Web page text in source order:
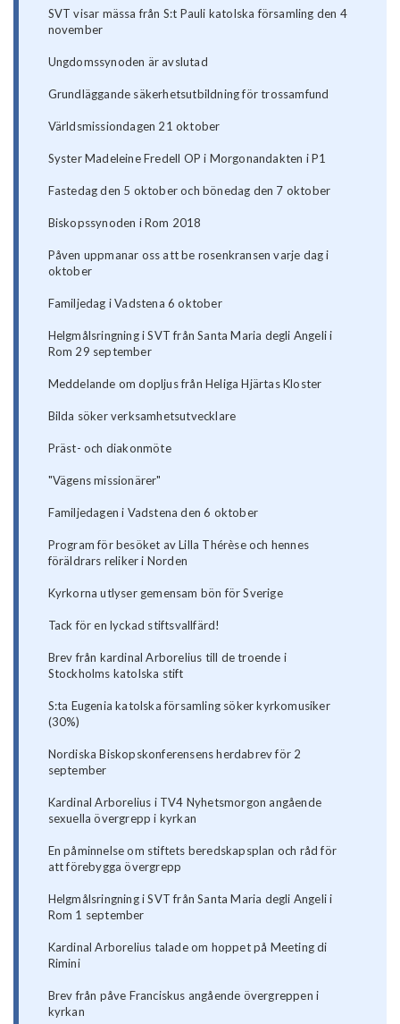
SVT visar mässa från S:t Pauli katolska församling den 4
november
Ungdomssynoden är avslutad
Grundläggande säkerhetsutbildning för trossamfund
Världsmissiondagen 21 oktober
Syster Madeleine Fredell OP i Morgonandakten i P1
Fastedag den 5 oktober och bönedag den 7 oktober
Biskopssynoden i Rom 2018
Påven uppmanar oss att be rosenkransen varje dag i
oktober
Familjedag i Vadstena 6 oktober
Helgmålsringning i SVT från Santa Maria degli Angeli i
Rom 29 september
Meddelande om dopljus från Heliga Hjärtas Kloster
Bilda söker verksamhetsutvecklare
Präst- och diakonmöte
"Vägens missionärer"
Familjedagen i Vadstena den 6 oktober
Program för besöket av Lilla Thérèse och hennes
föräldrars reliker i Norden
Kyrkorna utlyser gemensam bön för Sverige
Tack för en lyckad stiftsvallfärd!
Brev från kardinal Arborelius till de troende i
Stockholms katolska stift
S:ta Eugenia katolska församling söker kyrkomusiker
(30%)
Nordiska Biskopskonferensens herdabrev för 2
september
Kardinal Arborelius i TV4 Nyhetsmorgon angående
sexuella övergrepp i kyrkan
En påminnelse om stiftets beredskapsplan och råd för
att förebygga övergrepp
Helgmålsringning i SVT från Santa Maria degli Angeli i
Rom 1 september
Kardinal Arborelius talade om hoppet på Meeting di
Rimini
Brev från påve Franciskus angående övergreppen i
kyrkan